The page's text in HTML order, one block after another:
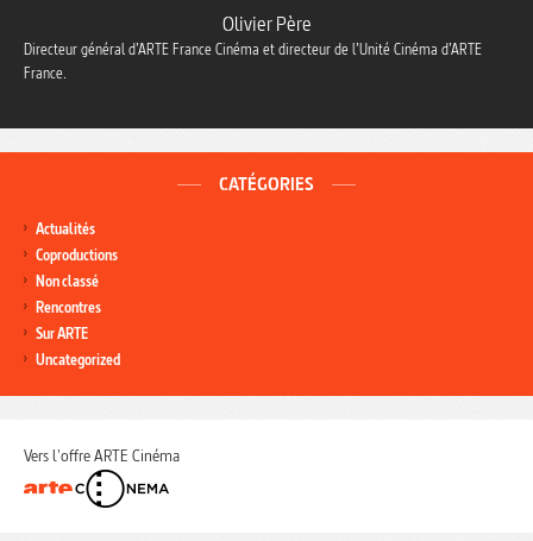
Olivier Père
Directeur général d’ARTE France Cinéma et directeur de l’Unité Cinéma d’ARTE
France.
CATÉGORIES
Actualités
Coproductions
Non classé
Rencontres
Sur ARTE
Uncategorized
Vers l'offre ARTE Cinéma